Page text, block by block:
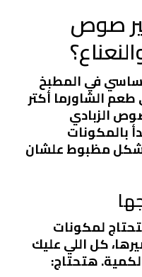
صوص
في المطبخ
الشاورما أكتر
الزبادي
بالمكونات
مظبوط علشان
لمكونات
كل اللي عليك
هتحتاج: